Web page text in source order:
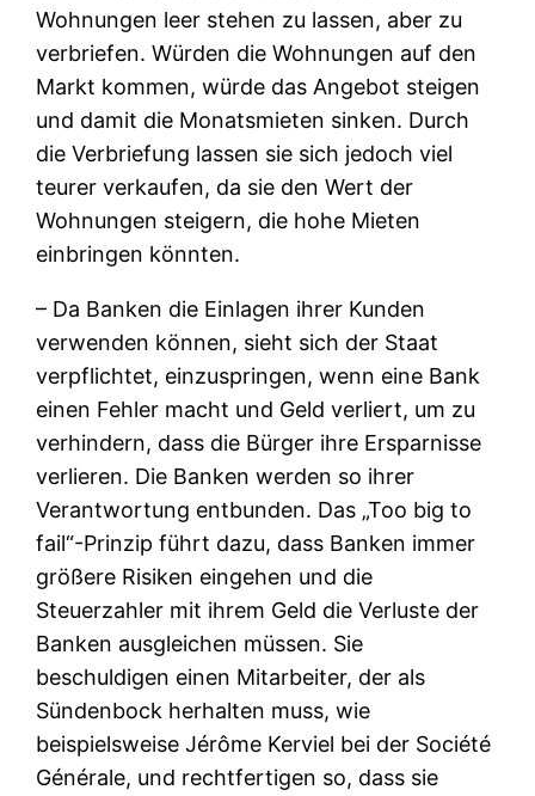
Wohnungen leer stehen zu lassen, aber zu
verbriefen. Würden die Wohnungen auf den
Markt kommen, würde das Angebot steigen
und damit die Monatsmieten sinken. Durch
die Verbriefung lassen sie sich jedoch viel
teurer verkaufen, da sie den Wert der
Wohnungen steigern, die hohe Mieten
einbringen könnten.
– Da Banken die Einlagen ihrer Kunden
verwenden können, sieht sich der Staat
verpflichtet, einzuspringen, wenn eine Bank
einen Fehler macht und Geld verliert, um zu
verhindern, dass die Bürger ihre Ersparnisse
verlieren. Die Banken werden so ihrer
Verantwortung entbunden. Das „Too big to
fail“-Prinzip führt dazu, dass Banken immer
größere Risiken eingehen und die
Steuerzahler mit ihrem Geld die Verluste der
Banken ausgleichen müssen. Sie
beschuldigen einen Mitarbeiter, der als
Sündenbock herhalten muss, wie
beispielsweise Jérôme Kerviel bei der Société
Générale, und rechtfertigen so, dass sie